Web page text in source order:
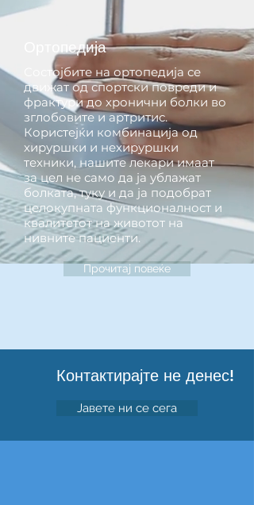
Ортопедија
Состојбите на ортопедија се
движат од спортски повреди и
фрактури до хронични болки во
зглобовите и артритис.
Користејќи комбинација од
хируршки и нехируршки
техники, нашите лекари имаат
за цел не само да ја ублажат
болката, туку и да ја подобрат
целокупната функционалност и
квалитетот на животот на
нивните пациенти.
Прочитај повеќе
Контактирајте не денес!
Јавете ни се сега